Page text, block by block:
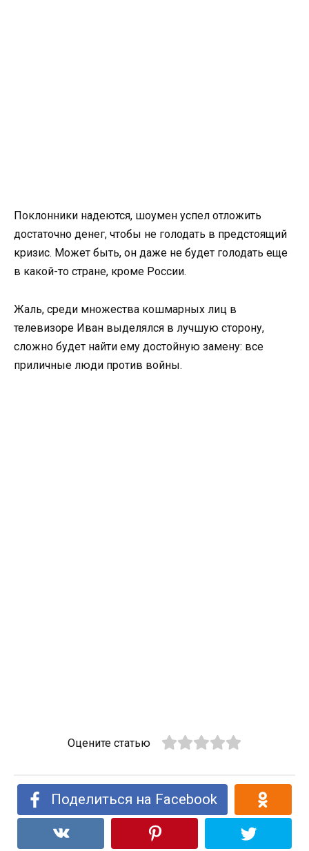
Поклонники надеются, шоумен успел отложить
достаточно денег, чтобы не голодать в предстоящий
кризис. Может быть, он даже не будет голодать еще
в какой-то стране, кроме России.
Жаль, среди множества кошмарных лиц в
телевизоре Иван выделялся в лучшую сторону,
сложно будет найти ему достойную замену: все
приличные люди против войны.
Оцените статью
Поделиться на Facebook